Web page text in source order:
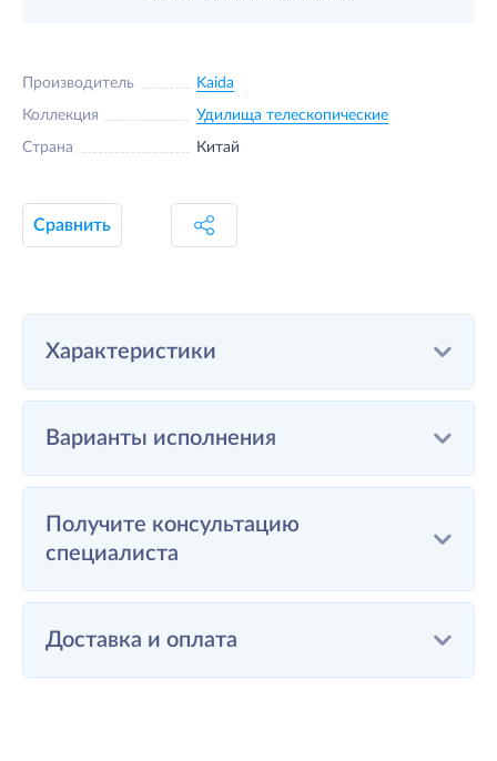
Производитель Kaida
Коллекция Удилища телескопические
Страна Китай
Сравнить
Характеристики
Варианты исполнения
Получите консультацию
специалиста
Доставка и оплата